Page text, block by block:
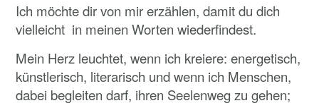
Ich möchte dir von mir erzählen, damitdu dich
vielleicht in meinen Worten wiederfindest.
Mein Herz leuchtet, wenn ich kreiere: energetisch,
künstlerisch, literarisch und wenn ich Menschen,
dabei begleiten darf, ihren Seelenweg zu gehen;